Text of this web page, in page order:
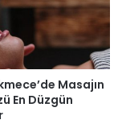
Masajın
En Düzgün